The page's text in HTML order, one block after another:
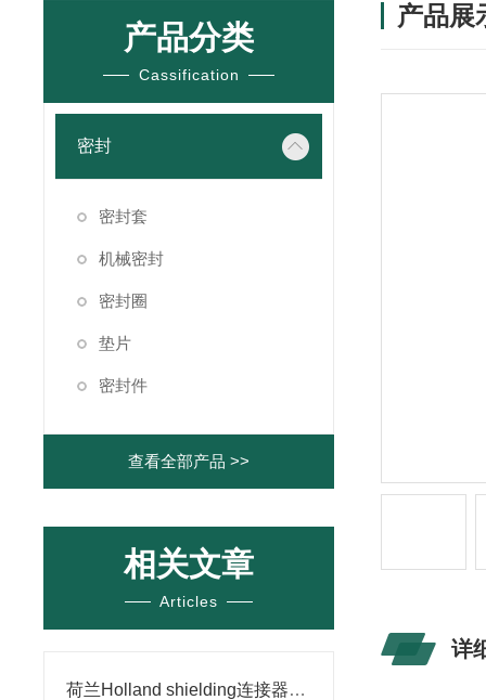
产品分类
Cassification
密封
密封套
机械密封
密封圈
垫片
密封件
查看全部产品 >>
相关文章
Articles
荷兰Holland shielding连接器垫片8200
产品展
详